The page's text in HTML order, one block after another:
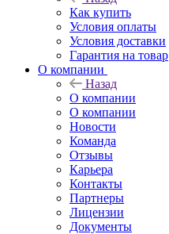
Как купить
Условия оплаты
Условия доставки
Гарантия на товар
О компании
Назад
О компании
О компании
Новости
Команда
Отзывы
Карьера
Контакты
Партнеры
Лицензии
Документы